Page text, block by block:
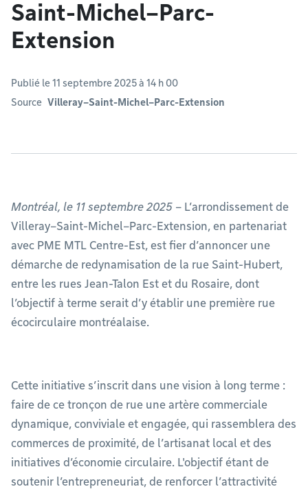
Saint-Michel–Parc-
Extension
Publié le 11 septembre 2025 à 14 h 00
Source Villeray–Saint-Michel–Parc-Extension
Montréal, le 11 septembre 2025 – L’arrondissement de
Villeray–Saint-Michel–Parc-Extension, en partenariat
avec PME MTL Centre-Est, est fier d’annoncer une
démarche de redynamisation de la rue Saint-Hubert,
entre les rues Jean-Talon Est et du Rosaire, dont
l’objectif à terme serait d’y établir une première rue
écocirculaire montréalaise.
Cette initiative s’inscrit dans une vision à long terme :
faire de ce tronçon de rue une artère commerciale
dynamique, conviviale et engagée, qui rassemblera des
commerces de proximité, de l’artisanat local et des
initiatives d’économie circulaire. L'objectif étant de
soutenir l’entrepreneuriat, de renforcer l’attractivité